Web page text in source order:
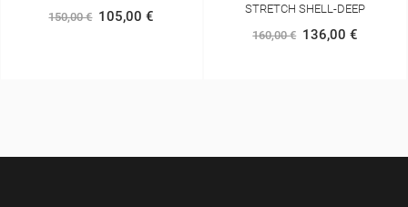
150,00 € 105,00 €
STRETCH SHELL-DEEP
160,00 € 136,00 €